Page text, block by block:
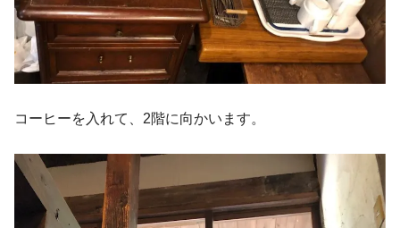
コーヒーを入れて、2階に向かいます。